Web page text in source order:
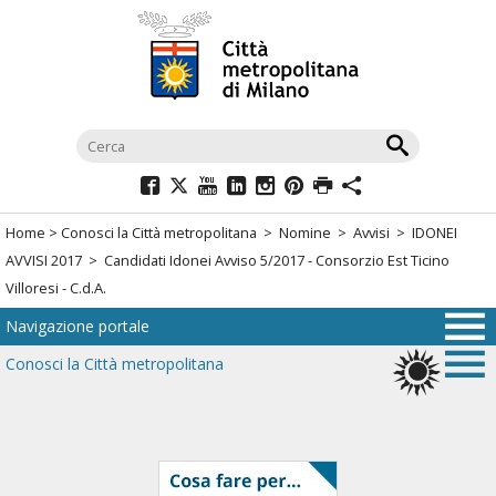
navigazione
menù
di
navigazione
interna
Salta
Home > Conosci la Città metropolitana > Nomine > Avvisi > IDONEI
AVVISI 2017 > Candidati Idonei Avviso 5/2017 - Consorzio Est Ticino
Villoresi - C.d.A.
Navigazione portale
Conosci la Città metropolitana